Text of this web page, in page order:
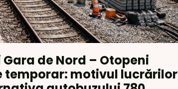
de Nord – Otopeni
temporar: motivul lucrărilor